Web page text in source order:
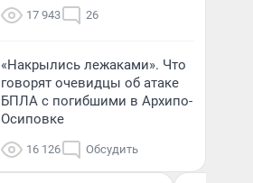
17 943 26
«Накрылись лежаками». Что
говорят очевидцы об атаке
БПЛА с погибшими в Архипо-
Осиповке
16 126 Обсудить